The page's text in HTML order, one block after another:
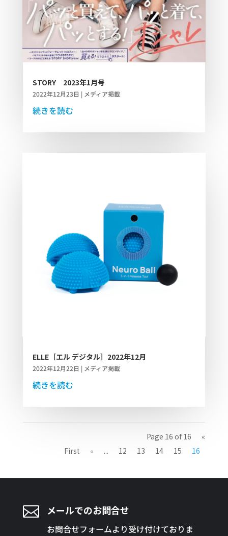
STORY 2023年1月号
2022年12月23日 | メディア掲載
続きを読む
ELLE［エル デジタル］2022年12月
2022年12月22日 | メディア掲載
続きを読む
Page 16 of 16
«
First
« ... 12 13 14 15 16
 メールでのお問合せ
お問合せフォームより受け付けておりま